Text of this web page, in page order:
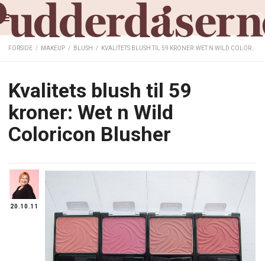
FORSIDE / MAKEUP / BLUSH / KVALITETS BLUSH TIL 59 KRONER: WET N WILD COLORICON BLUSHER
Kvalitets blush til 59
kroner: Wet n Wild
Coloricon Blusher
20.10.11